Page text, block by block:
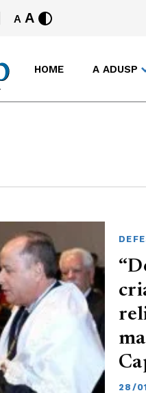
A A
HOME A ADUSP
28/